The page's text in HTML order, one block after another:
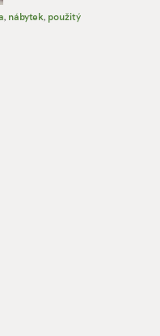
, nábytek, použitý